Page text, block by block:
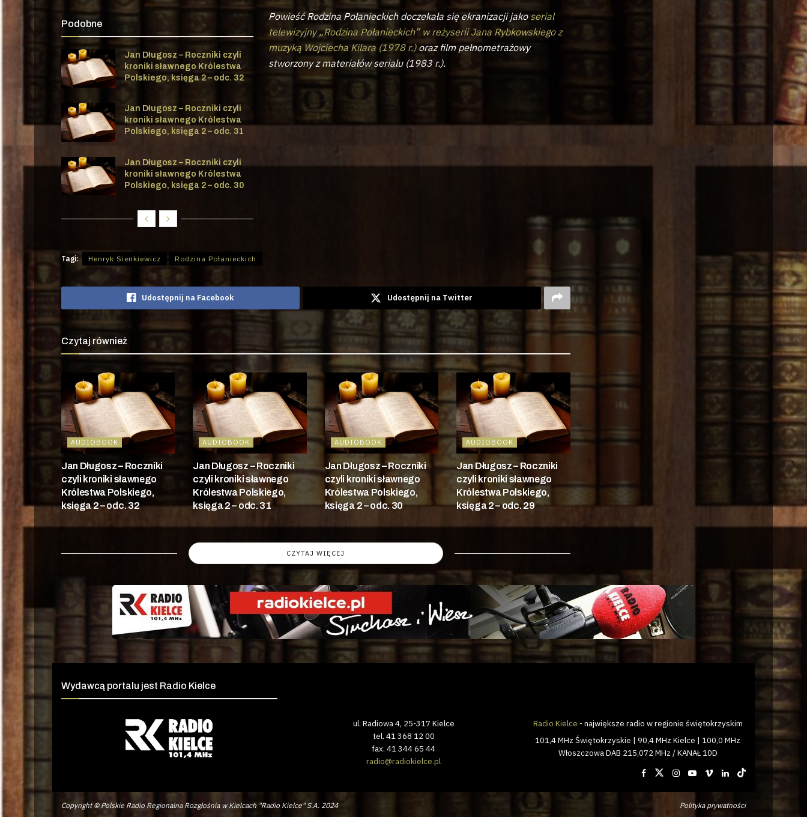
Podobne
Jan Długosz – Roczniki czyli
kroniki sławnego Królestwa
Polskiego, księga 2 – odc. 32
Jan Długosz – Roczniki czyli
kroniki sławnego Królestwa
Polskiego, księga 2 – odc. 31
Jan Długosz – Roczniki czyli
kroniki sławnego Królestwa
Polskiego, księga 2 – odc. 30
Powieść Rodzina Połanieckich doczekała się ekranizacji jako serial
telewizyjny „Rodzina Połanieckich” w reżyserii Jana Rybkowskiego z
muzyką Wojciecha Kilara (1978 r.)oraz film pełnometrażowy
stworzony z materiałów serialu (1983 r.).
Tagi: Henryk Sienkiewicz Rodzina Połanieckich
Udostępnij na Facebook Udostępnij na Twitter
Czytaj również
AUDIOBOOK
Jan Długosz – Roczniki
czyli kroniki sławnego
Królestwa Polskiego,
księga 2 – odc. 32
AUDIOBOOK
Jan Długosz – Roczniki
czyli kroniki sławnego
Królestwa Polskiego,
księga 2 – odc. 31
AUDIOBOOK
Jan Długosz – Roczniki
czyli kroniki sławnego
Królestwa Polskiego,
księga 2 – odc. 30
AUDIOBOOK
Jan Długosz – Roczniki
czyli kroniki sławnego
Królestwa Polskiego,
księga 2 – odc. 29
CZYTAJ WIĘCEJ
Wydawcą portalu jest Radio Kielce
ul. Radiowa 4, 25-317 Kielce
tel. 41 368 12 00
fax. 41 344 65 44
radio@radiokielce.pl
Radio Kielce - największe radio w regionie świętokrzyskim
101,4 MHz Świętokrzyskie | 90,4 MHz Kielce | 100,0 MHz
Włoszczowa DAB 215,072 MHz / KANAŁ 10D
Copyright © Polskie Radio Regionalna Rozgłośnia w Kielcach "Radio Kielce" S.A. 2024 Polityka prywatności